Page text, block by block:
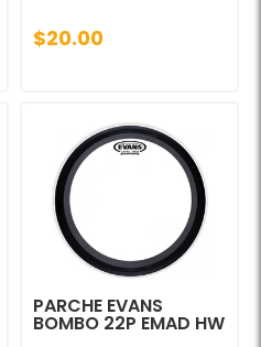
$20.00
PARCHE EVANS
BOMBO 22P EMAD HW